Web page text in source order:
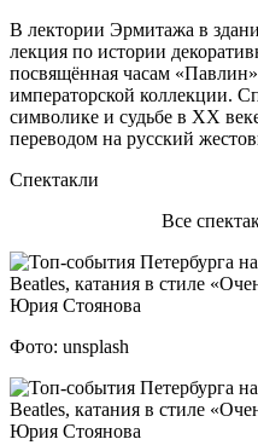
В лектории Эрмитажа в
лекция по истории
посвящённая часам
императорской коллекции.
символике и судьбе в XX
переводом на русский
Спектакли
Все
Фото: unsplash